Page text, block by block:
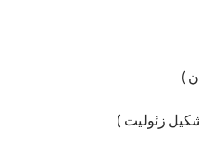
)
زئولیت )